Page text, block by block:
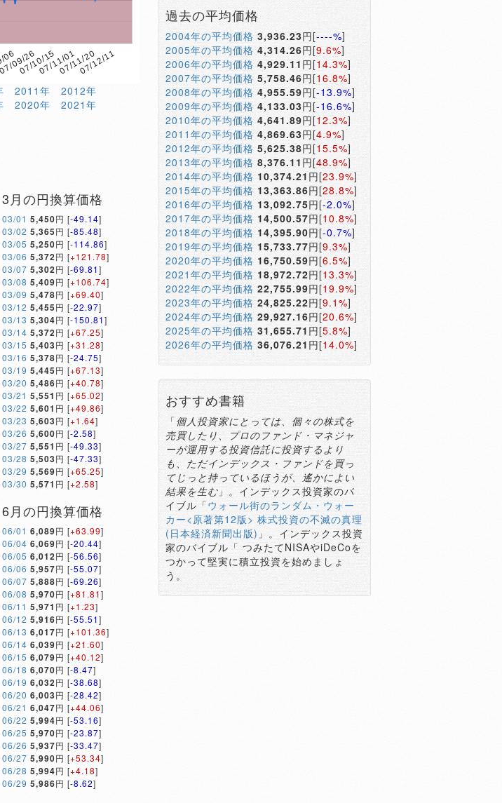
0609/26
07/10/1507/11/0107/11/2007/12/11
2011年
2012年
2020年
2021年
3月の円換算価格
03/01 5,450円 [-49.14]
03/02 5,365円 [-85.48]
03/05 5,250円 [-114.86]
03/06 5,372円 [+121.78]
03/07 5,302円 [-69.81]
03/08 5,409円 [+106.74]
03/09 5,478円 [+69.40]
03/12 5,455円 [-22.97]
03/13 5,304円 [-150.81]
03/14 5,372円 [+67.25]
03/15 5,403円 [+31.28]
03/16 5,378円 [-24.75]
03/19 5,445円 [+67.13]
03/20 5,486円 [+40.78]
03/21 5,551 円 [+65.02]
03/22 5,601 円 [+49.86]
03/23 5,603円 [+1.64]
03/26 5,600円 [-2.58]
03/27 5,551 円 [-49.33]
03/28 5,503円 [-47.33]
03/29 5,569円 [+65.25]
03/30 5,571 円 [+2.58]
6月の円換算価格
06/01 6,089円 [+63.99]
06/04 6,069円 [-20.44]
06/05 6,012円 [-56.56]
06/06 5,957円 [-55.07]
06/07 5,888円 [-69.26]
06/08 5,970円 [+81.81]
06/11 5,971 円 [+1.23]
06/12 5,916円 [-55.51]
06/13 6,017円 [+101.36]
06/14 6,039円 [+21.60]
06/15 6,079円 [+40.12]
06/18 6,070円 [-8.47]
06/19 6,032円 [-38.68]
06/20 6,003円 [-28.42]
06/21 6,047円 [+44.06]
06/22 5,994円 [-53.16]
06/25 5,970円 [-23.87]
06/26 5,937円 [-33.47]
06/27 5,990円 [+53.34]
06/28 5,994円 [+4.18]
06/29 5,986円 [-8.62]
過去の平均価格
2004年の平均価格 3,936.23円[----%]
2005年の平均価格 4,314.26円[9.6%]
2006年の平均価格 4,929.11 円[14.3%]
2007年の平均価格 5,758.46円[16.8%]
2008年の平均価格 4,955.59円[-13.9%]
2009年の平均価格 4,133.03円[-16.6%]
2010年の平均価格 4,641.89円[12.3%]
2011年の平均価格 4,869.63円[4.9%]
2012年の平均価格 5,625.38円[15.5%]
2013年の平均価格 8,376.11 円[48.9%]
2014年の平均価格 10,374.21 円[23.9%]
2015年の平均価格 13,363.86円[28.8%]
2016年の平均価格 13,092.75円[-2.0%]
2017年の平均価格 14,500.57円[10.8%]
2018年の平均価格 14,395.90円[-0.7%]
2019年の平均価格 15,733.77円[9.3%]
2020年の平均価格 16,750.59円[6.5%]
2021年の平均価格 18,972.72円[13.3%]
2022年の平均価格 22,755.99円[19.9%]
2023年の平均価格 24,825.22円[9.1%]
2024年の平均価格 29,927.16円[20.6%]
2025年の平均価格 31,655.71円[5.8%]
2026年の平均価格 36,076.21 円[14.0%]
おすすめ書籍
「個人投資家にとっては、個々の株式を
売買したり、プロのファンド・マネジャ
ーが運用する投資信託に投資するより
も、ただインデックス・ファンドを買っ
てじっと持っているほうが、遙かによい
結果を生む」。インデックス投資家のバ
イブル「ウォール街のランダム・ウォー
カー<原著第12版> 株式投資の不滅の真理
(日本経済新聞出版) 」。インデックス投資
家のバイブル「 つみたてNISAやiDeCoを
つかって堅実に積立投資を始めましょ
う。